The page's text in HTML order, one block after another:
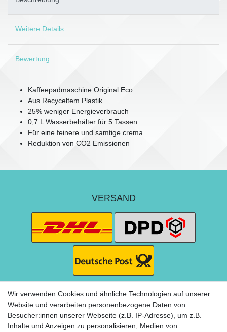
Weitere Details
Bewertung
Kaffeepadmaschine Original Eco
Aus Recyceltem Plastik
25% weniger Energieverbrauch
0,7 L Wasserbehälter für 5 Tassen
Für eine feinere und samtige crema
Reduktion von CO2 Emissionen
VERSAND
ZAHLUNG
Wir verwenden Cookies und ähnliche Technologien auf unserer
Website und verarbeiten personenbezogene Daten von
Besucher:innen unserer Webseite (z.B. IP-Adresse), um z.B.
Inhalte und Anzeigen zu personalisieren, Medien von